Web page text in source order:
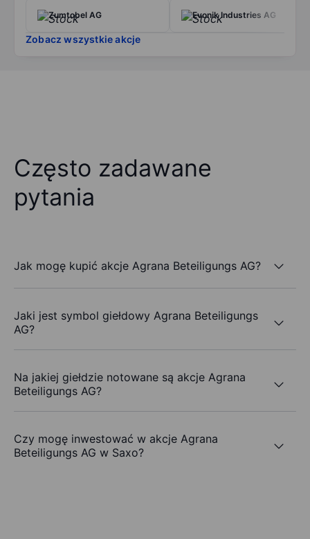
Zumtobel AG Evonik Industries AG
Zobacz wszystkie akcje
Często zadawane
pytania
Jak mogę kupić akcje Agrana Beteiligungs AG?
Jaki jest symbol giełdowy Agrana Beteiligungs
AG?
Na jakiej giełdzie notowane są akcje Agrana
Beteiligungs AG?
Czy mogę inwestować w akcje Agrana
Beteiligungs AG w Saxo?